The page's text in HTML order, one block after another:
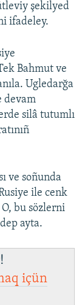
şekilyed
ifadeley.
Bahmut ve
Ugledarğa
devam
silâ tutumlı
ve soñunda
ile cenk
bu sözlerni
ayta.
içün